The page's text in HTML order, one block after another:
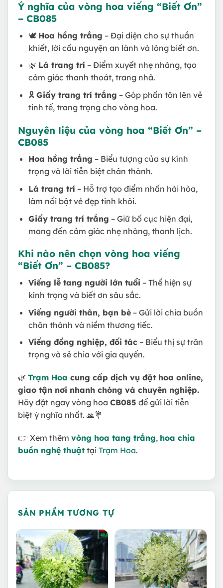
Ý nghĩa của vòng hoa viếng “Biết Ơn”
– CB085
🕊 Hoa hồng trắng – Đại diện cho sự thuần
khiết, lời cầu nguyện an lành và lòng biết ơn.
🌿 Lá trang trí – Điểm xuyết nhẹ nhàng, tạo
cảm giác thanh thoát, trang nhã.
🎗 Giấy trang trí trắng – Góp phần tôn lên vẻ
tinh tế, trang trọng cho vòng hoa.
Nguyên liệu của vòng hoa “Biết Ơn” –
CB085
Hoa hồng trắng – Biểu tượng của sự kính
trọng và lời tiễn biệt chân thành.
Lá trang trí – Hỗ trợ tạo điểm nhấn hài hòa,
làm nổi bật vẻ đẹp tinh khôi.
Giấy trang trí trắng – Giữ bố cục hiện đại,
mang đến cảm giác nhẹ nhàng, thanh lịch.
Khi nào nên chọn vòng hoa viếng
“Biết Ơn” – CB085?
Viếng lễ tang người lớn tuổi – Thể hiện sự
kính trọng và biết ơn sâu sắc.
Viếng người thân, bạn bè– Gửi lời chia buồn
chân thành và niềm thương tiếc.
Viếng đồng nghiệp, đối tác– Biểu thị sự trân
trọng và sẻ chia với gia quyến.
🌿 Trạm Hoa cung cấp dịch vụ đặt hoa online,
giao tận nơi nhanh chóng và chuyên nghiệp.
Hãy đặt ngay vòng hoa CB085 để gửi lời tiễn
biệt ý nghĩa nhất. 🙏💐
👉 Xem thêm vòng hoa tang trắng, hoa chia
buồn nghệ thuật tại Trạm Hoa.
SẢN PHẨM TƯƠNG TỰ